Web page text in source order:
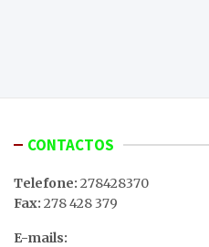
CONTACTOS
Telefone: 278428370
Fax: 278 428 379
E-mails: